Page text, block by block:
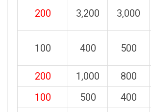
3,000
3,200
200
500
400
100
800
1,000
200
400
500
100